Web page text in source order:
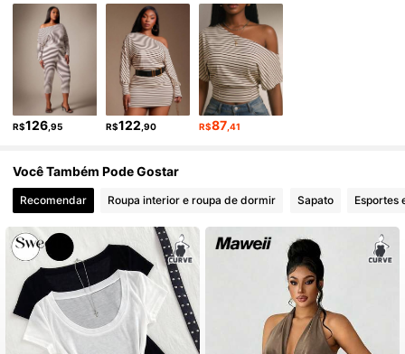
198K Seguidores
198K Seguidores
R$126,95 R$122,90 R$87,41
Você Também Pode Gostar
Recomendar Roupa interior e roupa de dormir Sapato Esportes